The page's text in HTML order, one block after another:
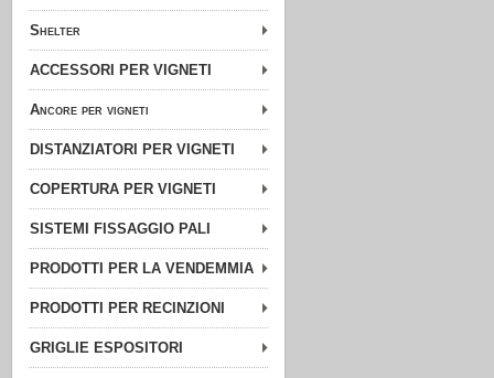
Shelter
ACCESSORI PER VIGNETI
Ancore per vigneti
DISTANZIATORI PER VIGNETI
COPERTURA PER VIGNETI
SISTEMI FISSAGGIO PALI
PRODOTTI PER LA VENDEMMIA
PRODOTTI PER RECINZIONI
GRIGLIE ESPOSITORI